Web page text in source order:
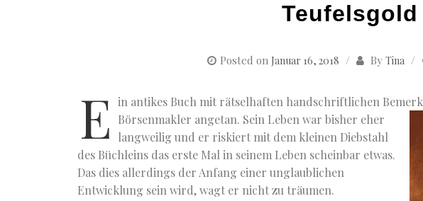
Teufelsgold
Posted on Januar 16, 2018 ByTina
E in antikes Buch mit rätselhaften handschriftlichen
Börsenmakler angetan. Sein Leben war bisher eher
langweilig und er riskiert mit dem kleinen Diebstahl
des Büchleins das erste Mal in seinem Leben scheinbar etwas.
Das dies allerdings der Anfang einer unglaublichen
Entwicklung sein wird, wagt er nicht zu träumen.